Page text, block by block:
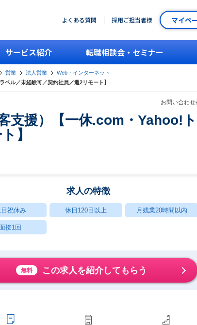
よくある質問 採用ご担当者様 マイペ
サービス紹介 転職相談会・セミナー
営業 法人営業
Web・インターネット
ル／未経験可／契約社員／週2リモート】
お問い合わ
支援）【一休.com・Yahoo!
】
求人の特徴
祝休み 休日120日以上 月残業20時間以内
接1回
無料 この求人を紹介してもらう